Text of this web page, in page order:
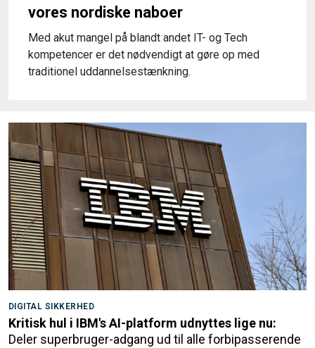
vores nordiske naboer
Med akut mangel på blandt andet IT- og Tech
kompetencer er det nødvendigt at gøre op med
traditionel uddannelsestænkning.
DIGITAL SIKKERHED
Kritisk hul i IBM's AI-platform udnyttes lige nu:
Deler superbruger-adgang ud til alle forbipasserende